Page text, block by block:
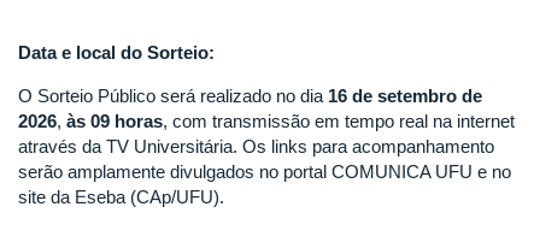
Data e local do Sorteio:
O Sorteio Público será realizado no dia 16 de setembro de
2026, às 09 horas, com transmissão em tempo real na internet
através da TV Universitária. Os links para acompanhamento
serão amplamente divulgados no portal COMUNICA UFU e no
site da Eseba (CAp/UFU).